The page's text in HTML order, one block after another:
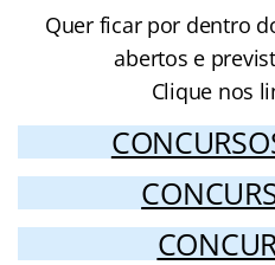
Quer ficar por dentro
abertos e
Clique nos